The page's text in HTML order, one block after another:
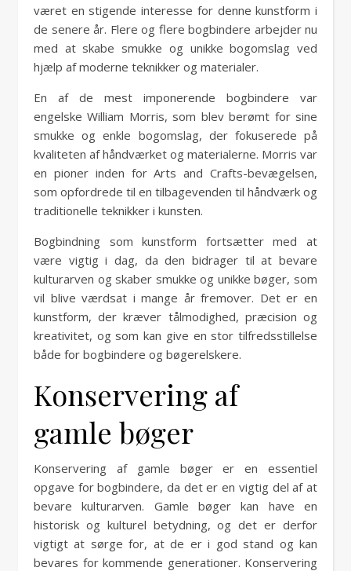
været en stigende interesse for denne kunstform i
de senere år. Flere og flere bogbindere arbejder nu
med at skabe smukke og unikke bogomslag ved
hjælp af moderne teknikker og materialer.
En af de mest imponerende bogbindere var
engelske William Morris, som blev berømt for sine
smukke og enkle bogomslag, der fokuserede på
kvaliteten af håndværket og materialerne. Morris var
en pioner inden for Arts and Crafts-bevægelsen,
som opfordrede til en tilbagevenden til håndværk og
traditionelle teknikker i kunsten.
Bogbindning som kunstform fortsætter med at
være vigtig i dag, da den bidrager til at bevare
kulturarven og skaber smukke og unikke bøger, som
vil blive værdsat i mange år fremover. Det er en
kunstform, der kræver tålmodighed, præcision og
kreativitet, og som kan give en stor tilfredsstillelse
både for bogbindere og bøgerelskere.
Konservering af
gamle bøger
Konservering af gamle bøger er en essentiel
opgave for bogbindere, da det er en vigtig del af at
bevare kulturarven. Gamle bøger kan have en
historisk og kulturel betydning, og det er derfor
vigtigt at sørge for, at de er i god stand og kan
bevares for kommende generationer. Konservering